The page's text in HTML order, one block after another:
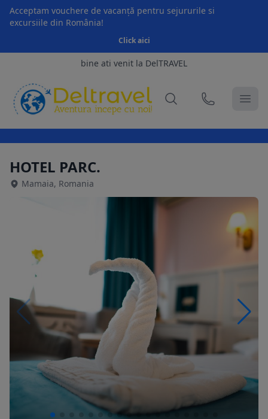
Acceptam vouchere de vacanță pentru sejururile si
excursiile din România!
Click aici
bine ati venit la DelTRAVEL
HOTEL PARC.
Mamaia, Romania